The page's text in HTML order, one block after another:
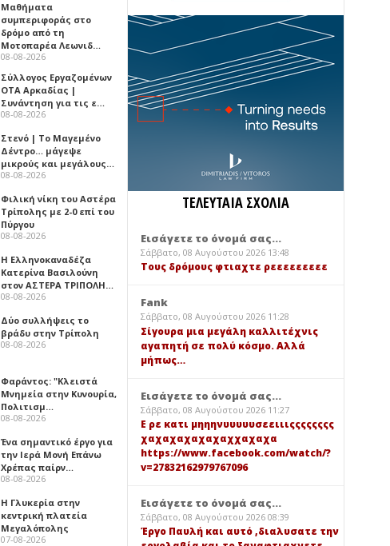
Μαθήματα
συμπεριφοράς στο
δρόμο από τη
Μοτοπαρέα Λεωνιδ…
08-08-2026
Σύλλογος Εργαζομένων
ΟΤΑ Αρκαδίας |
Συνάντηση για τις ε…
08-08-2026
Στενό | Το Μαγεμένο
Δέντρο… μάγεψε
μικρούς και μεγάλους…
08-08-2026
Φιλική νίκη του Αστέρα
Τρίπολης με 2-0 επί του
Πύργου
08-08-2026
Η Ελληνοκαναδέζα
Κατερίνα Βασιλούνη
στον ΑΣΤΕΡΑ ΤΡΙΠΟΛΗ…
08-08-2026
Δύο συλλήψεις το
βράδυ στην Τρίπολη
08-08-2026
Φαράντος: "Κλειστά
Μνημεία στην Κυνουρία,
Πολιτισμ…
08-08-2026
Ένα σημαντικό έργο για
την Ιερά Μονή Επάνω
Χρέπας παίρν…
08-08-2026
Η Γλυκερία στην
κεντρική πλατεία
Μεγαλόπολης
07-08-2026
ΤΕΛΕΥΤΑΙΑ ΣΧΟΛΙΑ
Εισάγετε το όνομά σας...
Σάββατο, 08 Αυγούστου 2026 13:48
Τους δρόμους φτιαχτε ρεεεεεεεεε
Fank
Σάββατο, 08 Αυγούστου 2026 11:28
Σίγουρα μια μεγάλη καλλιτέχνις
αγαπητή σε πολύ κόσμο. Αλλά
μήπως…
Εισάγετε το όνομά σας...
Σάββατο, 08 Αυγούστου 2026 11:27
Ε ρε κατι μηηηνυυυυυσεειιιςςςςςςςς
χαχαχαχαχαχαχχαχαχα
https://www.facebook.com/watch/?
v=27832162979767096
Εισάγετε το όνομά σας...
Σάββατο, 08 Αυγούστου 2026 08:39
Έργο Παυλή και αυτό ,διαλυσατε την